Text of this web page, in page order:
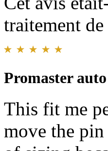
traitement
Promaster
This fit me
move the